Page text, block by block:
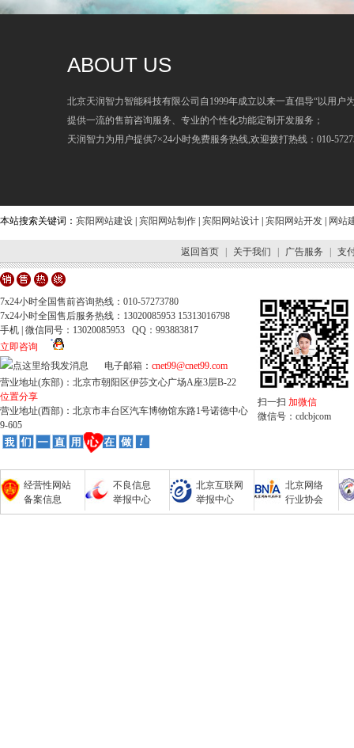
ABOUT US
北京天润智力智能科技有限公司自1999年成立以来一直倡导“以用户
提供一流的售前咨询服务、专业的个性化功能定制开发服务；
天润智力为用户提供7×24小时免费服务热线,欢迎拨打热线：010-
本站搜索关键词： 宾阳网站建设 宾阳网站制作 宾阳网站设计 宾阳网站开发 网站
返回首页 关于我们 广告服务 支
7x24小时全国售前咨询热线：010-57273780
7x24小时全国售后服务热线：13020085953 15313016798
手机 | 微信同号：13020085953 QQ：993883817
立即咨询
电子邮箱： cnet99@cnet99.com
营业地址(东部)：北京市朝阳区伊莎文心广场A座3层B-22
位置分享
营业地址(西部)：北京市丰台区汽车博物馆东路1号诺德中心
9-605
扫一扫 加微信
微信号：cdcbjcom
经营性网站
备案信息
不良信息
举报中心
北京互联网
举报中心
北京网络
行业协会